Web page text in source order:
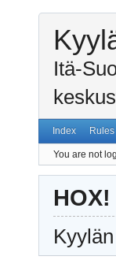
Itä-
Index Rules
You are not
HOX!